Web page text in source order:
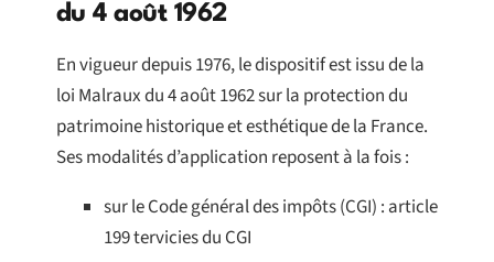
du 4 août 1962
En vigueur depuis 1976, le dispositif est issu de la
loi Malraux du 4 août 1962 sur la protection du
patrimoine historique et esthétique de la France.
Ses modalités d’application reposent à la fois :
sur le Code général des impôts (CGI) : article
199 tervicies du CGI